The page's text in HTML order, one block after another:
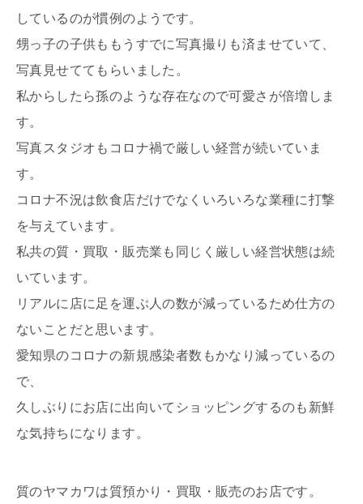
しているのが慣例のようです。
甥っ子の子供ももうすでに写真撮りも済ませていて、
写真見せててもらいました。
私からしたら孫のような存在なので可愛さが倍増しま
す。
写真スタジオもコロナ禍で厳しい経営が続いていま
す。
コロナ不況は飲食店だけでなくいろいろな業種に打撃
を与えています。
私共の質・買取・販売業も同じく厳しい経営状態は続
いています。
リアルに店に足を運ぶ人の数が減っているため仕方の
ないことだと思います。
愛知県のコロナの新規感染者数もかなり減っているの
で、
久しぶりにお店に出向いてショッピングするのも新鮮
な気持ちになります。
質のヤマカワは質預かり・買取・販売のお店です。